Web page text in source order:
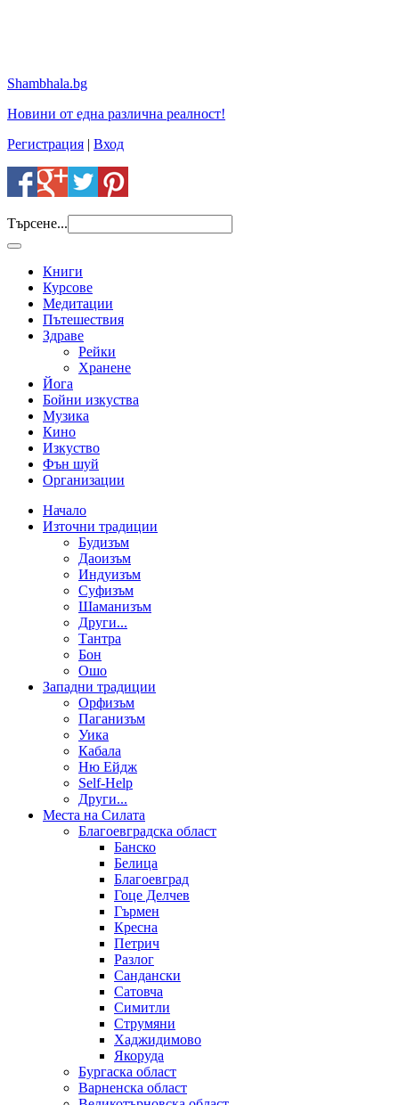
Shambhala.bg
Новини от една различна реалност!
Регистрация | Вход
Търсене...
Книги
Курсове
Медитации
Пътешествия
Здраве
Рейки
Хранене
Йога
Бойни изкуства
Музика
Кино
Изкуство
Фън шуй
Организации
Начало
Източни традиции
Будизъм
Даоизъм
Индуизъм
Суфизъм
Шаманизъм
Други...
Тантра
Бон
Ошо
Западни традиции
Орфизъм
Паганизъм
Уика
Кабала
Ню Ейдж
Self-Help
Други...
Места на Силата
Благоевградска област
Банско
Белица
Благоевград
Гоце Делчев
Гърмен
Кресна
Петрич
Разлог
Сандански
Сатовча
Симитли
Струмяни
Хаджидимово
Якоруда
Бургаска област
Варненска област